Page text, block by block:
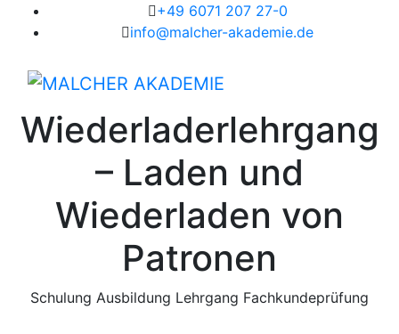
+49 6071 207 27-0
info@malcher-akademie.de
Wiederladerlehrgang
– Laden und
Wiederladen von
Patronen
Schulung Ausbildung Lehrgang Fachkundeprüfung